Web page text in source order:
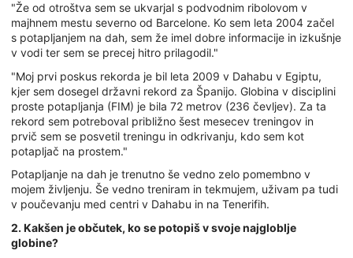
"Že od otroštva sem se ukvarjal s podvodnim ribolovom v
majhnem mestu severno od Barcelone. Ko sem leta 2004 začel
s potapljanjem na dah, sem že imel dobre informacije in izkušnje
v vodi ter sem se precej hitro prilagodil."
"Moj prvi poskus rekorda je bil leta 2009 v Dahabu v Egiptu,
kjer sem dosegel državni rekord za Španijo. Globina v disciplini
proste potapljanja (FIM) je bila 72 metrov (236 čevljev). Za ta
rekord sem potreboval približno šest mesecev treningov in
prvič sem se posvetil treningu in odkrivanju, kdo sem kot
potapljač na prostem."
Potapljanje na dah je trenutno še vedno zelo pomembno v
mojem življenju. Še vedno treniram in tekmujem, uživam pa tudi
v poučevanju med centri v Dahabu in na Tenerifih.
2. Kakšen je občutek, ko se potopiš v svoje najgloblje
globine?